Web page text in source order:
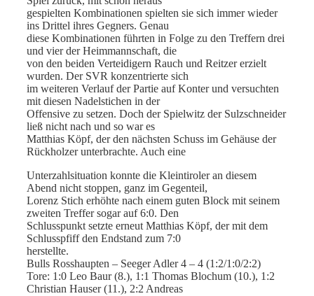
gespielten Kombinationen spielten sie sich immer wieder
ins Drittel ihres Gegners. Genau
diese Kombinationen führten in Folge zu den Treffern drei
und vier der Heimmannschaft, die
von den beiden Verteidigern Rauch und Reitzer erzielt
wurden. Der SVR konzentrierte sich
im weiteren Verlauf der Partie auf Konter und versuchten
mit diesen Nadelstichen in der
Offensive zu setzen. Doch der Spielwitz der Sulzschneider
ließ nicht nach und so war es
Matthias Köpf, der den nächsten Schuss im Gehäuse der
Rückholzer unterbrachte. Auch eine
Unterzahlsituation konnte die Kleintiroler an diesem
Abend nicht stoppen, ganz im Gegenteil,
Lorenz Stich erhöhte nach einem guten Block mit seinem
zweiten Treffer sogar auf 6:0. Den
Schlusspunkt setzte erneut Matthias Köpf, der mit dem
Schlusspfiff den Endstand zum 7:0
herstellte.
Bulls Rosshaupten – Seeger Adler 4 – 4 (1:2/1:0/2:2)
Tore: 1:0 Leo Baur (8.), 1:1 Thomas Blochum (10.), 1:2
Christian Hauser (11.), 2:2 Andreas